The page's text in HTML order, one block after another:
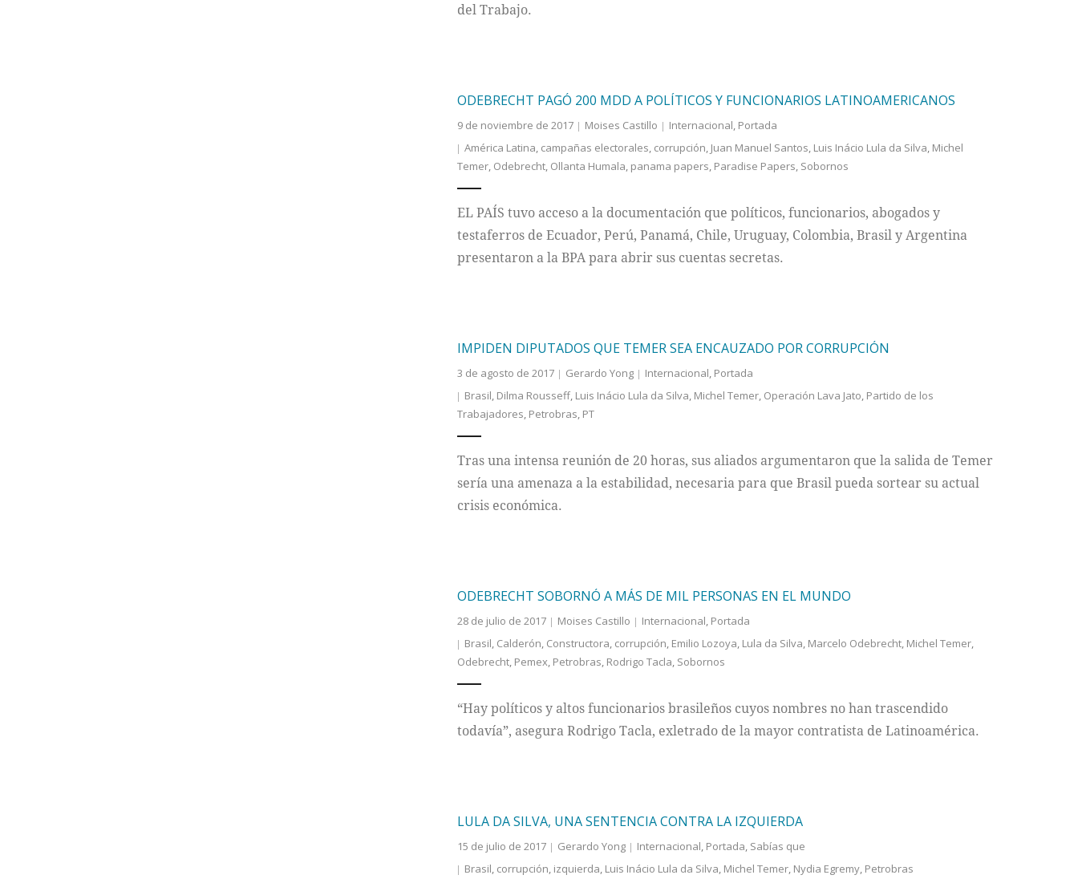
del Trabajo.
ODEBRECHT PAGÓ 200 MDD A POLÍTICOS Y FUNCIONARIOS LATINOAMERICANOS
9 de noviembre de 2017 Moises Castillo Internacional, Portada
América Latina, campañas electorales, corrupción, Juan Manuel Santos, Luis Inácio Lula da Silva, Michel
Temer, Odebrecht, Ollanta Humala, panama papers, Paradise Papers, Sobornos
EL PAÍS tuvo acceso a la documentación que políticos, funcionarios, abogados y
testaferros de Ecuador, Perú, Panamá, Chile, Uruguay, Colombia, Brasil y Argentina
presentaron a la BPA para abrir sus cuentas secretas.
IMPIDEN DIPUTADOS QUE TEMER SEA ENCAUZADO POR CORRUPCIÓN
3 de agosto de 2017 Gerardo Yong Internacional, Portada
Brasil, Dilma Rousseff, Luis Inácio Lula da Silva, Michel Temer, Operación Lava Jato, Partido de los
Trabajadores, Petrobras, PT
Tras una intensa reunión de 20 horas, sus aliados argumentaron que la salida de Temer
sería una amenaza a la estabilidad, necesaria para que Brasil pueda sortear su actual
crisis económica.
ODEBRECHT SOBORNÓ A MÁS DE MIL PERSONAS EN EL MUNDO
28 de julio de 2017 Moises Castillo Internacional, Portada
Brasil, Calderón, Constructora, corrupción, Emilio Lozoya, Lula da Silva, Marcelo Odebrecht, Michel Temer,
Odebrecht, Pemex, Petrobras, Rodrigo Tacla, Sobornos
“Hay políticos y altos funcionarios brasileños cuyos nombres no han trascendido
todavía”, asegura Rodrigo Tacla, exletrado de la mayor contratista de Latinoamérica.
LULA DA SILVA, UNA SENTENCIA CONTRA LA IZQUIERDA
15 de julio de 2017 Gerardo Yong Internacional, Portada, Sabías que
Brasil, corrupción, izquierda, Luis Inácio Lula da Silva, Michel Temer, Nydia Egremy, Petrobras